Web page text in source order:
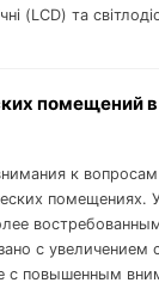
(LCD) та
помещений
к вопросам
помещениях.
с увеличением
с повышенным